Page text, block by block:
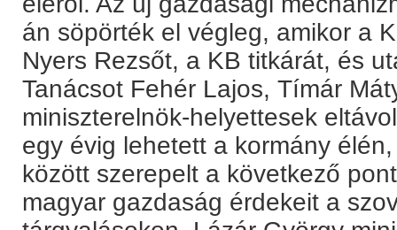
án söpörték el végleg, amikor a
Nyers Rezsőt, a KB titkárát, és
Tanácsot Fehér Lajos, Tímár
miniszterelnök-helyettesek
egy évig lehetett a kormány
között szerepelt a következő
magyar gazdaság érdekeit a